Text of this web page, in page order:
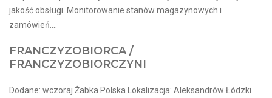
jakość obsługi. Monitorowanie stanów magazynowych i
zamówień....
FRANCZYZOBIORCA /
FRANCZYZOBIORCZYNI
Dodane: wczoraj Żabka Polska Lokalizacja: Aleksandrów Łódzki